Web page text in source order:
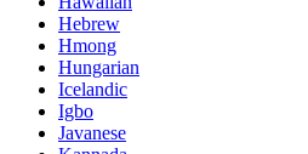
Hebrew
Hmong
Hungarian
Icelandic
Igbo
Javanese